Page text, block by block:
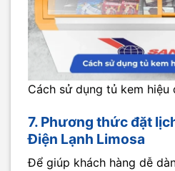
Cách sử dụng tủ kem
7. Phương thức đặt
Điện Lạnh Limosa
Để giúp khách hàng dễ